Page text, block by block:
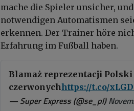
mache die Spieler unsicher,
notwendigen Automatismen
erkennen. Der Trainer höre
Erfahrung im Fußball haben.
Blamaż reprezentacji Polski
czerwonychhttps://t.co/
— Super Express (@se_pl)